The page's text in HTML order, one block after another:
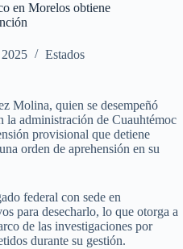
en Morelos obtiene
Estados
Molina, quien se desempeñó
la administración de Cuauhtémoc
provisional que detiene
orden de aprehensión en su
federal con sede en
para desecharlo, lo que otorga a
de las investigaciones por
durante su gestión.